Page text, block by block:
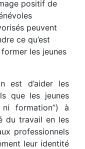
positif de
peuvent
ce qu’est
les jeunes
est d’aider les
que les jeunes
ni formation”) à
du travail en les
professionnels
leur identité